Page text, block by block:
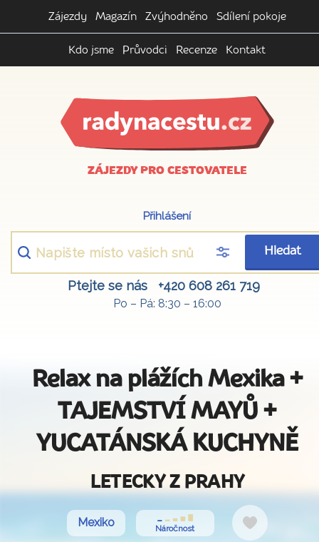
Zájezdy Magazín Zvýhodněno Sdílení pokoje
Kdo jsme Průvodci Recenze Kontakt
ZÁJEZDY PRO CESTOVATELE
Přihlášení
Hledat
Ptejte se nás +420 608 261 719
Po – Pá: 8:30 – 16:00
Relax na plážích Mexika +
TAJEMSTVÍ MAYŮ +
YUCATÁNSKÁ KUCHYNĚ
LETECKY Z PRAHY
Mexiko Náročnost
Do
oblíbených